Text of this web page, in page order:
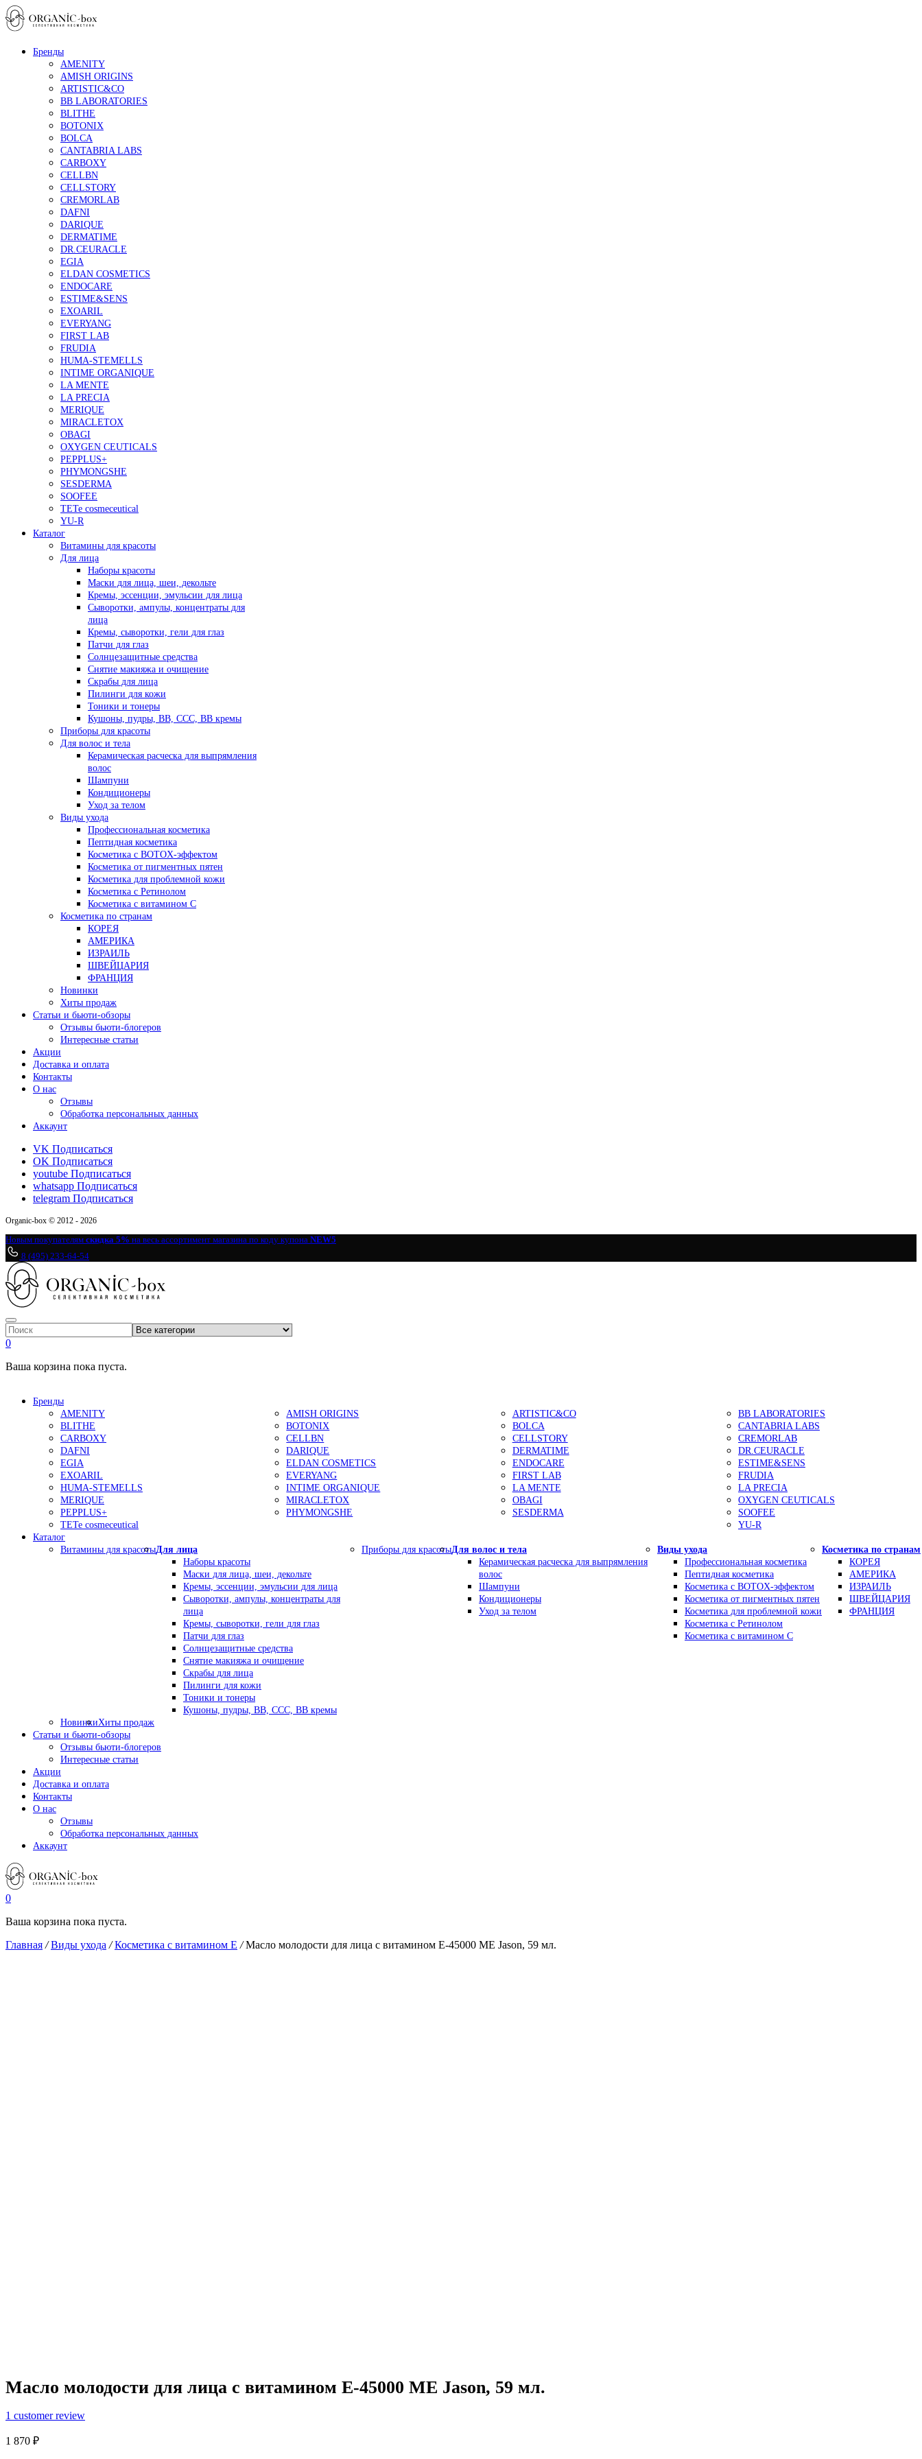
Бренды
AMENITY
AMISH ORIGINS
ARTISTIC&CO
BB LABORATORIES
BLITHE
BOTONIX
BOLCA
CANTABRIA LABS
CARBOXY
CELLBN
CELLSTORY
CREMORLAB
DAFNI
DARIQUE
DERMATIME
DR.CEURACLE
EGIA
ELDAN COSMETICS
ENDOCARE
ESTIME&SENS
EXOARIL
EVERYANG
FIRST LAB
FRUDIA
HUMA-STEMELLS
INTIME ORGANIQUE
LA MENTE
LA PRECIA
MERIQUE
MIRACLETOX
OBAGI
OXYGEN CEUTICALS
PEPPLUS+
PHYMONGSHE
SESDERMA
SOOFEE
TETe cosmeceutical
YU-R
Каталог
Витамины для красоты
Для лица
Наборы красоты
Маски для лица, шеи, декольте
Кремы, эссенции, эмульсии для лица
Сыворотки, ампулы, концентраты для
лица
Кремы, сыворотки, гели для глаз
Патчи для глаз
Солнцезащитные средства
Снятие макияжа и очищение
Скрабы для лица
Пилинги для кожи
Тоники и тонеры
Кушоны, пудры, ВВ, ССС, ВВ кремы
Приборы для красоты
Для волос и тела
Керамическая расческа для выпрямления
волос
Шампуни
Кондиционеры
Уход за телом
Виды ухода
Профессиональная косметика
Пептидная косметика
Косметика с BOTOX-эффектом
Косметика от пигментных пятен
Косметика для проблемной кожи
Косметика с Ретинолом
Косметика с витамином С
Косметика по странам
КОРЕЯ
АМЕРИКА
ИЗРАИЛЬ
ШВЕЙЦАРИЯ
ФРАНЦИЯ
Новинки
Хиты продаж
Статьи и бьюти-обзоры
Отзывы бьюти-блогеров
Интересные статьи
Акции
Доставка и оплата
Контакты
О нас
Отзывы
Обработка персональных данных
Аккаунт
VK Подписаться
OK Подписаться
youtube Подписаться
whatsapp Подписаться
telegram Подписаться
Organic-box © 2012 - 2026
Новым покупателям скидка 5% на весь ассортимент магазина по коду купона NEW5
8 (495) 233-64-54
0
Ваша корзина пока пуста.
Бренды
AMENITY
AMISH ORIGINS ARTISTIC&CO
BB LABORATORIES
BLITHE
BOTONIX BOLCA
CANTABRIA LABS
CARBOXY
CELLBN CELLSTORY
CREMORLAB
DAFNI
DARIQUE DERMATIME
DR.CEURACLE
EGIA
ELDAN COSMETICS ENDOCARE
ESTIME&SENS
EXOARIL
EVERYANG FIRST LAB
FRUDIA
HUMA-STEMELLS
INTIME ORGANIQUE LA MENTE
LA PRECIA
MERIQUE
MIRACLETOX OBAGI
OXYGEN CEUTICALS
PEPPLUS+
PHYMONGSHE SESDERMA
SOOFEE
TETe cosmeceutical
YU-R
Каталог
Витамины для красотыДля лица
Наборы красоты
Маски для лица, шеи, декольте
Кремы, эссенции, эмульсии для лица
Сыворотки, ампулы, концентраты для
лица
Кремы, сыворотки, гели для глаз
Патчи для глаз
Солнцезащитные средства
Снятие макияжа и очищение
Скрабы для лица
Пилинги для кожи
Тоники и тонеры
Кушоны, пудры, ВВ, ССС, ВВ кремы
Приборы для красотыДля волос и тела
Керамическая расческа для выпрямления
волос
Шампуни
Кондиционеры
Уход за телом
Виды ухода
Профессиональная косметика
Пептидная косметика
Косметика с BOTOX-эффектом
Косметика от пигментных пятен
Косметика для проблемной кожи
Косметика с Ретинолом
Косметика с витамином С
Косметика по странам
КОРЕЯ
АМЕРИКА
ИЗРАИЛЬ
ШВЕЙЦАРИЯ
ФРАНЦИЯ
НовинкиХиты продаж
Статьи и бьюти-обзоры
Отзывы бьюти-блогеров
Интересные статьи
Акции
Доставка и оплата
Контакты
О нас
Отзывы
Обработка персональных данных
Аккаунт
0
Ваша корзина пока пуста.
Главная /Виды ухода /Косметика с витамином Е /Масло молодости для лица c витамином Е-45000 МЕ Jason, 59 мл.
Масло молодости для лица c витамином Е-45000 МЕ Jason, 59 мл.
1 customer review
1 870 ₽